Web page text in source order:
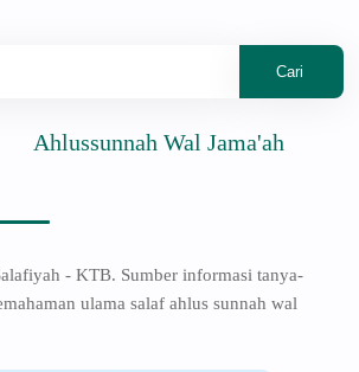
Wal Jama'ah
- KTB. Sumber informasi tanya-
ulama salaf ahlus sunnah wal